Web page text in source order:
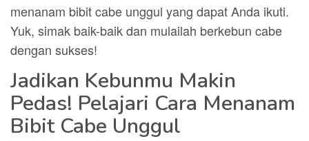
menanam bibit cabe unggul yang dapat Anda ikuti.
Yuk, simak baik-baik dan mulailah berkebun cabe
dengan sukses!
Jadikan Kebunmu Makin
Pedas! Pelajari Cara Menanam
Bibit Cabe Unggul